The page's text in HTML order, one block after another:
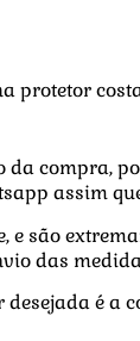
protetor
compra,
assim
são
das
é a